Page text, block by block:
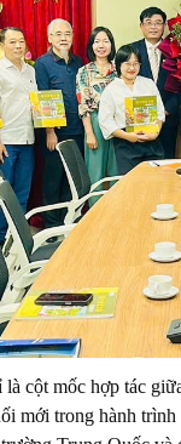
cột mốc hợp tác
mới trong hành trình